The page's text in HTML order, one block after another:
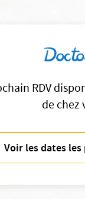
RDV
de chez
Voir les dates